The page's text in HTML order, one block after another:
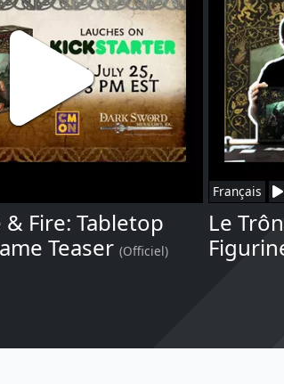
Fire: Tabletop
Teaser (Officiel)
Français
Le